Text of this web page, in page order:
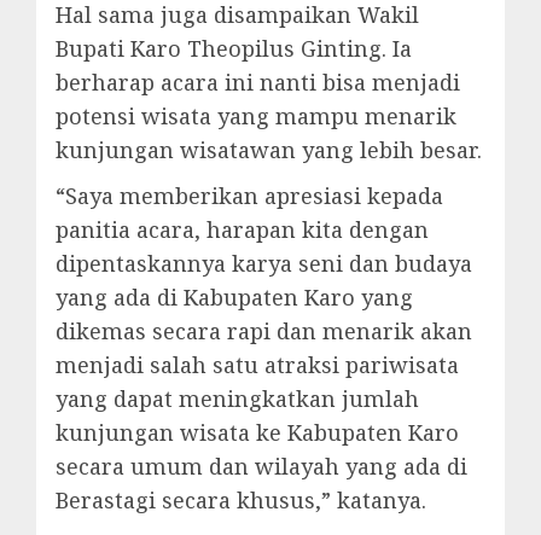
Hal sama juga disampaikan Wakil
Bupati Karo Theopilus Ginting. Ia
berharap acara ini nanti bisa menjadi
potensi wisata yang mampu menarik
kunjungan wisatawan yang lebih besar.
“Saya memberikan apresiasi kepada
panitia acara, harapan kita dengan
dipentaskannya karya seni dan budaya
yang ada di Kabupaten Karo yang
dikemas secara rapi dan menarik akan
menjadi salah satu atraksi pariwisata
yang dapat meningkatkan jumlah
kunjungan wisata ke Kabupaten Karo
secara umum dan wilayah yang ada di
Berastagi secara khusus,” katanya.